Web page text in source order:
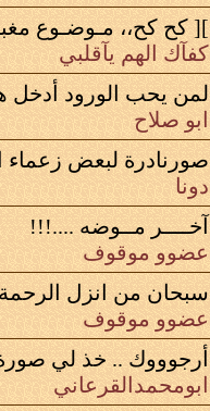
][ كح كح،، مـوضـوع
كفآك الهم يآقلبي
لمن يحب الورود أدخل
ابو صلاح
صورنادرة لبعض زعماء
دونا
آخــــر مــوضه ....!!!
عضوو موقوف
سبحان من انزل الرحمة
عضوو موقوف
أرجوووك .. خذ لي
ابومحمدالقرعاني